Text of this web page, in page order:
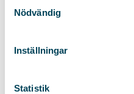
Nödvändig
Inställningar
Statistik